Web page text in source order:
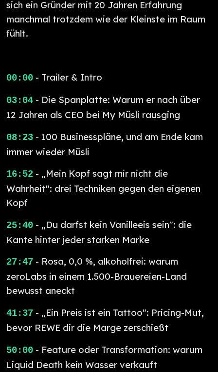
sich ein Gründer mit 20 Jahren Erfahrung
manchmal trotzdem wie der Kleinste im Raum
fühlt.
00:00 - Trailer & Intro
03:04 - Die Spanplatte: Warum er nach über
12 Jahren als CEO bei My Müsli rausging
08:23 - 100 Businesspläne, und am Ende kam
immer wieder Müsli
16:52 - „Mein Kopf sagt mir nicht die
Wahrheit": drei Techniken gegen den eigenen
Kopf
25:40 - „Du darfst kein Vanilleeis sein": die
Kante hinter jeder starken Marke
27:47 - Rosa, 0,0 %, alkoholfrei: warum
zeroLabs in einem 1.500-Brauereien-Land
bewusst aneckt
41:37 - „Ein Preis ist ein Tattoo": Pricing-Mut,
bevor REWE dir die Marge zerschießt
50:00 - Feature oder Transformation: warum
Liquid Death kein Wasser verkauft